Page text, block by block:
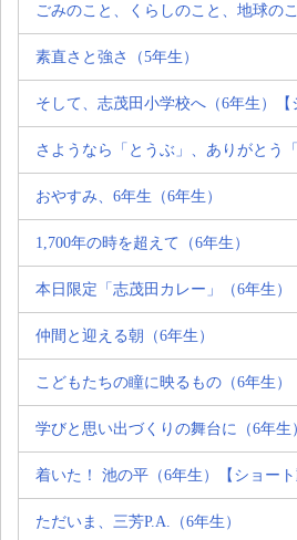
ごみのこと、くらしのこと、地球の
素直さと強さ（5年生）
そして、志茂田小学校へ（6年生）【
さようなら「とうぶ」、ありがとう
おやすみ、6年生（6年生）
1,700年の時を超えて（6年生）
本日限定「志茂田カレー」（6年生）
仲間と迎える朝（6年生）
こどもたちの瞳に映るもの（6年生）
学びと思い出づくりの舞台に（6年生）
着いた！ 池の平（6年生）【ショート
ただいま、三芳P.A.（6年生）